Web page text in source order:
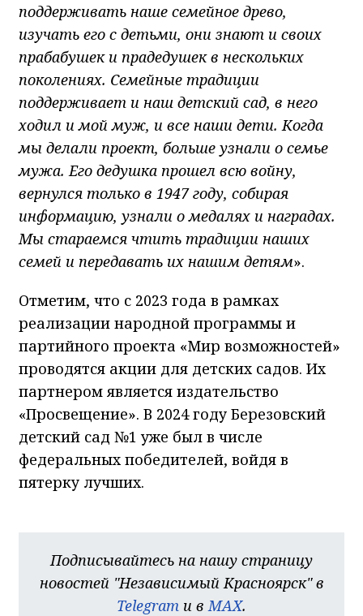
поддерживать наше семейное древо,
изучать его с детьми, они знают и своих
прабабушек и прадедушек в нескольких
поколениях. Семейные традиции
поддерживает и наш детский сад, в него
ходил и мой муж, и все наши дети. Когда
мы делали проект, больше узнали о семье
мужа. Его дедушка прошел всю войну,
вернулся только в 1947 году, собирая
информацию, узнали о медалях и наградах.
Мы стараемся чтить традиции наших
семей и передавать их нашим детям».
Отметим, что с 2023 года в рамках
реализации народной программы и
партийного проекта «Мир возможностей»
проводятся акции для детских садов. Их
партнером является издательство
«Просвещение». В 2024 году Березовский
детский сад №1 уже был в числе
федеральных победителей, войдя в
пятерку лучших.
Подписывайтесь на нашу страницу
новостей "Независимый Красноярск" в
Telegram и в MAX.